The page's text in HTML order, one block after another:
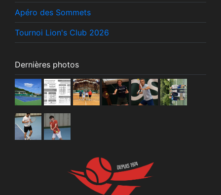
Apéro des Sommets
Tournoi Lion's Club 2026
Dernières photos